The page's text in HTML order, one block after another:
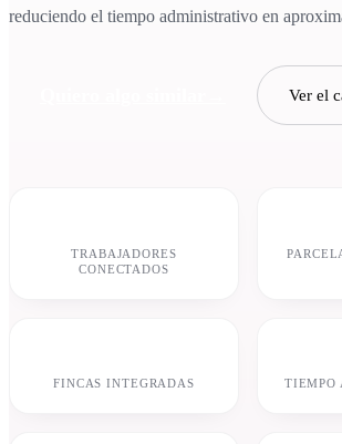
reduciendo el tiempo administrativo en
Ver el
TRABAJADORES
CONECTADOS
FINCAS INTEGRADAS TIEMPO